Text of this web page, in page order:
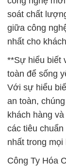
soát chất
giữa công
nhất cho
**Sự hiểu biết
toàn để sống
Với sự hiểu
an toàn,
khách hàng
các tiêu
nhất trong
Công Ty Hóa